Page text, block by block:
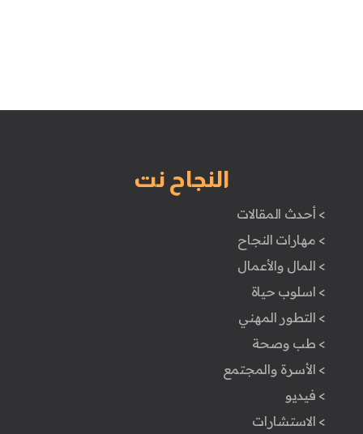
النجاح نت
> أحدث المقالات
> مهارات النجاح
> المال والأعمال
> اسلوب حياة
> التطور المهني
> طب وصحة
> الأسرة والمجتمع
> فيديو
> الاستشارات